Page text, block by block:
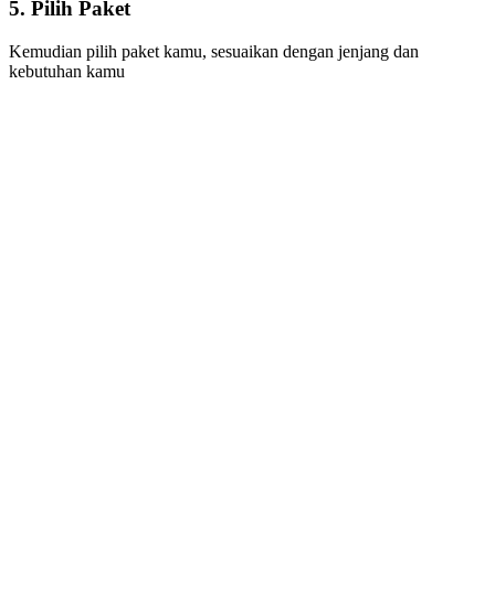
5. Pilih Paket
Kemudian pilih paket kamu, sesuaikan dengan jenjang dan
kebutuhan kamu